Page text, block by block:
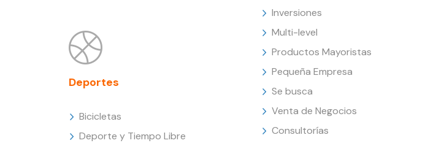
Deportes
Bicicletas
Deporte y Tiempo Libre
Inversiones
Multi-level
Productos Mayoristas
Pequeña Empresa
Se busca
Venta de Negocios
Consultorías